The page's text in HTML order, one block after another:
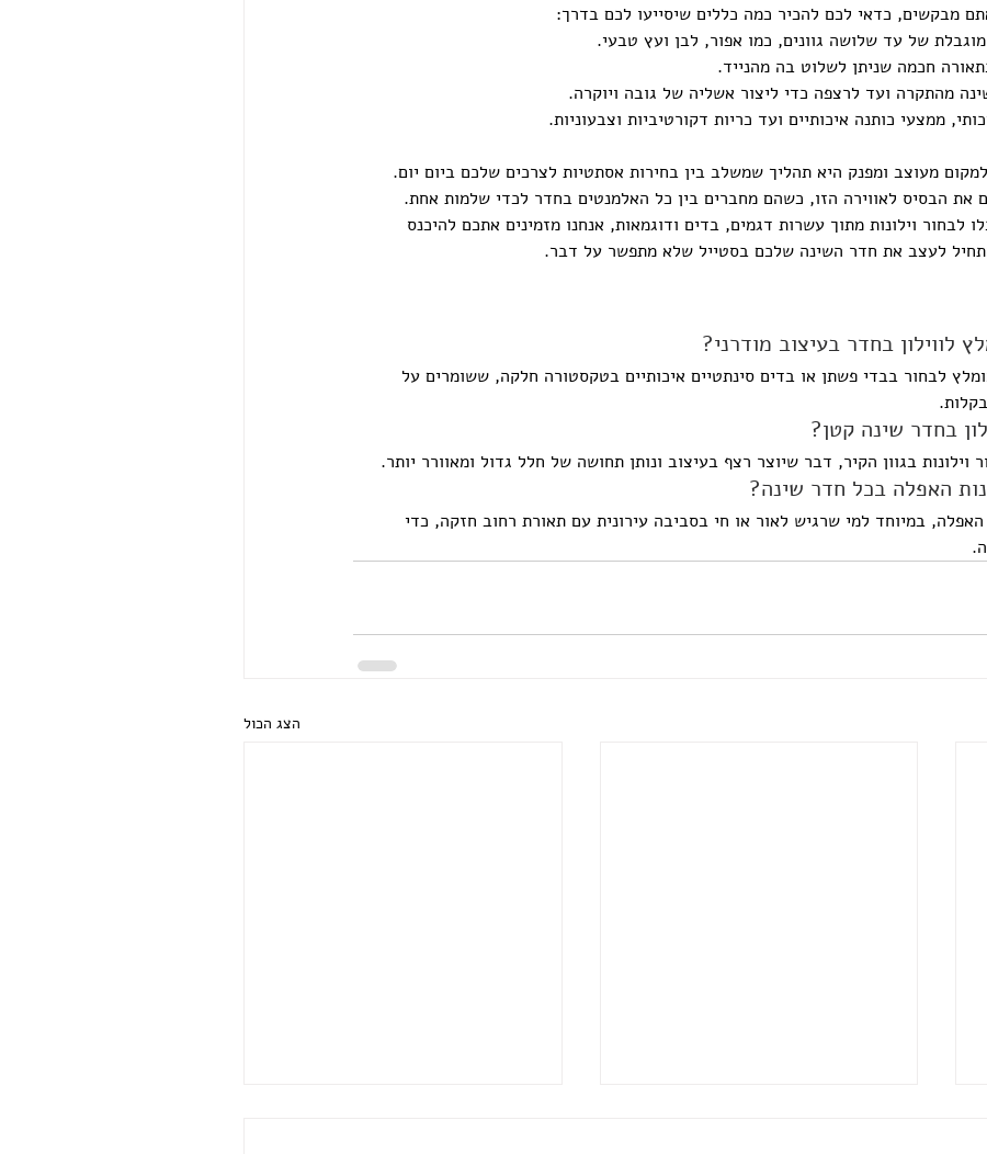
מבקשים, כדאי לכם להכיר כמה כללים שיסייעו לכם בדרך:
של עד שלושה גוונים, כמו אפור, לבן ועץ טבעי.
חכמה שניתן לשלוט בה מהנייד.
מהתקרה ועד לרצפה כדי ליצור אשליה של גובה ויוקרה.
ממצעי כותנה איכותיים ועד כריות דקורטיביות וצבעוניות.
מעוצב ומפנק היא תהליך שמשלב בין בחירות אסתטיות לצרכים שלכם ביום יום.
את הבסיס לאווירה הזו, כשהם מחברים בין כל האלמנטים בחדר לכדי שלמות אחת.
וילונות מתוך עשרות דגמים, בדים ודוגמאות, אנחנו מזמינים אתכם להיכנס
לעצב את חדר השינה שלכם בסטייל שלא מתפשר על דבר.
לווילון בחדר בעיצוב מודרני?
לבחור בבדי פשתן או בדים סינתטיים איכותיים בטקסטורה חלקה, ששומרים על
בחדר שינה קטן?
וילונות בגוון הקיר, דבר שיוצר רצף בעיצוב ונותן תחושה של חלל גדול ומאוורר יותר.
האפלה בכל חדר שינה?
במיוחד למי שרגיש לאור או חי בסביבה עירונית עם תאורת רחוב חזקה, כדי
הצג הכול